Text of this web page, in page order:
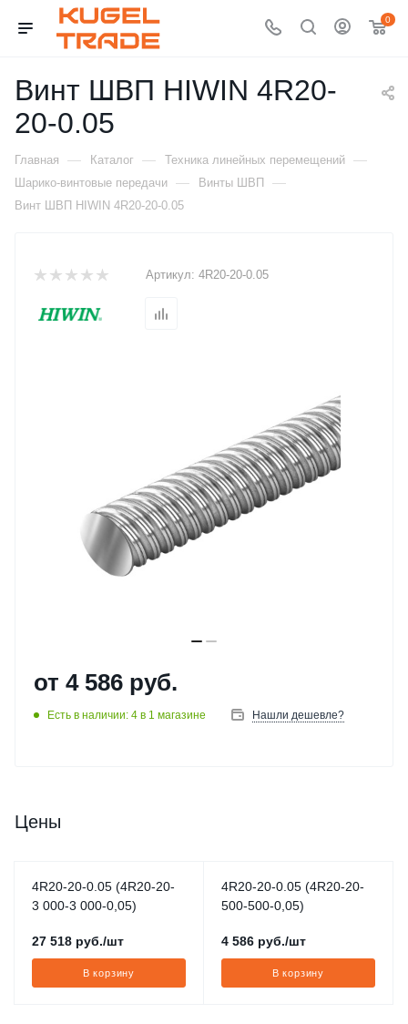
0
Винт ШВП HIWIN 4R20-
20-0.05
Главная — Каталог — Техника линейных перемещений —
Шарико-винтовые передачи — Винты ШВП —
Винт ШВП HIWIN 4R20-20-0.05
Артикул: 4R20-20-0.05
от 4 586 руб.
Есть в наличии: 4 в 1 магазине Нашли дешевле?
Цены
4R20-20-0.05 (4R20-20-
3 000-3 000-0,05)
27 518 руб./шт
В корзину
4R20-20-0.05 (4R20-20-
500-500-0,05)
4 586 руб./шт
В корзину